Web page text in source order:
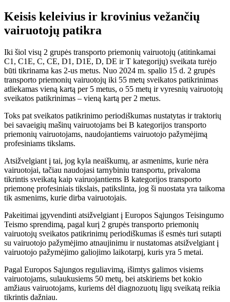
Keisis keleivius ir krovinius vežančių
vairuotojų patikra
Iki šiol visų 2 grupės transporto priemonių vairuotojų (atitinkamai
C1, C1E, C, CE, D1, D1E, D, DE ir T kategorijų) sveikata turėjo
būti tikrinama kas 2-us metus. Nuo 2024 m. spalio 15 d. 2 grupės
transporto priemonių vairuotojų iki 55 metų sveikatos patikrinimas
atliekamas vieną kartą per 5 metus, o 55 metų ir vyresnių vairuotojų
sveikatos patikrinimas – vieną kartą per 2 metus.
Toks pat sveikatos patikrinimo periodiškumas nustatytas ir traktorių
bei savaeigių mašinų vairuotojams bei B kategorijos transporto
priemonių vairuotojams, naudojantiems vairuotojo pažymėjimą
profesiniams tikslams.
Atsižvelgiant į tai, jog kyla neaiškumų, ar asmenims, kurie nėra
vairuotojai, tačiau naudojasi tarnybiniu transportu, privaloma
tikrintis sveikatą kaip vairuojantiems B kategorijos transporto
priemonę profesiniais tikslais, patikslinta, jog ši nuostata yra taikoma
tik asmenims, kurie dirba vairuotojais.
Pakeitimai įgyvendinti atsižvelgiant į Europos Sąjungos Teisingumo
Teismo sprendimą, pagal kurį 2 grupės transporto priemonių
vairuotojų sveikatos patikrinimų periodiškumas iš esmės turi sutapti
su vairuotojo pažymėjimo atnaujinimu ir nustatomas atsižvelgiant į
vairuotojo pažymėjimo galiojimo laikotarpį, kuris yra 5 metai.
Pagal Europos Sąjungos reguliavimą, išimtys galimos visiems
vairuotojams, sulaukusiems 50 metų, bei atskiriems bet kokio
amžiaus vairuotojams, kuriems dėl diagnozuotų ligų sveikatą reikia
tikrintis dažniau.